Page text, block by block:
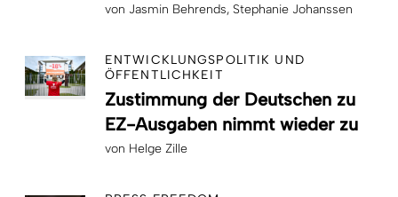
von Jasmin Behrends Stephanie Johanssen
ENTWICKLUNGSPOLITIK UND
ÖFFENTLICHKEIT
Zustimmung der Deutschen zu
EZ-Ausgaben nimmt wieder zu
von Helge Zille